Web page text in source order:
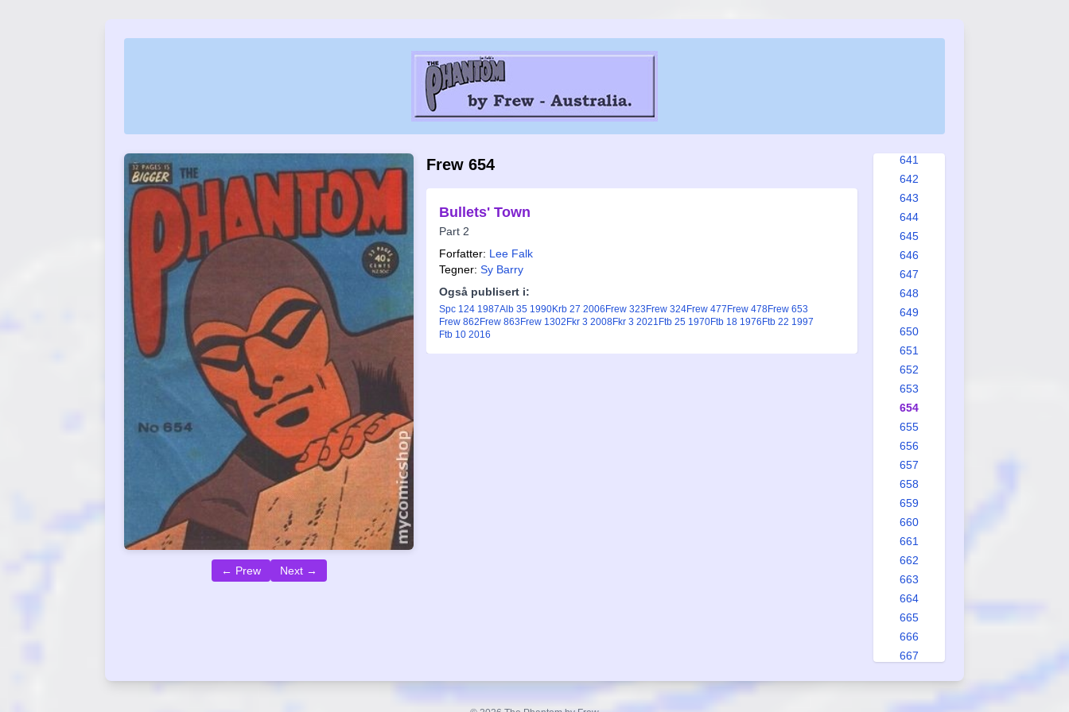
← Prew Next →
Frew 654
Bullets' Town
Part 2
Forfatter: Lee Falk
Tegner: Sy Barry
Også publisert i:
Spc 124 1987Alb 35 1990Krb 27 2006 Frew 323 Frew 324Frew 477 Frew 478Frew 653
Frew 862 Frew 863 Frew 1302 Fkr 3 2008Fkr 3 2021 Ftb 25 1970Ftb 18 1976 Ftb 22 1997
Ftb 10 2016
641
642
643
644
645
646
647
648
649
650
651
652
653
654
655
656
657
658
659
660
661
662
663
664
665
666
667